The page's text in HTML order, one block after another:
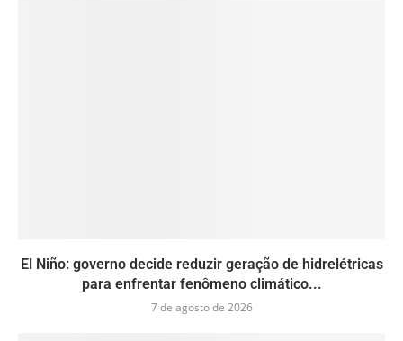
El Niño: governo decide reduzir geração de hidrelétricas
para enfrentar fenômeno climático...
7 de agosto de 2026